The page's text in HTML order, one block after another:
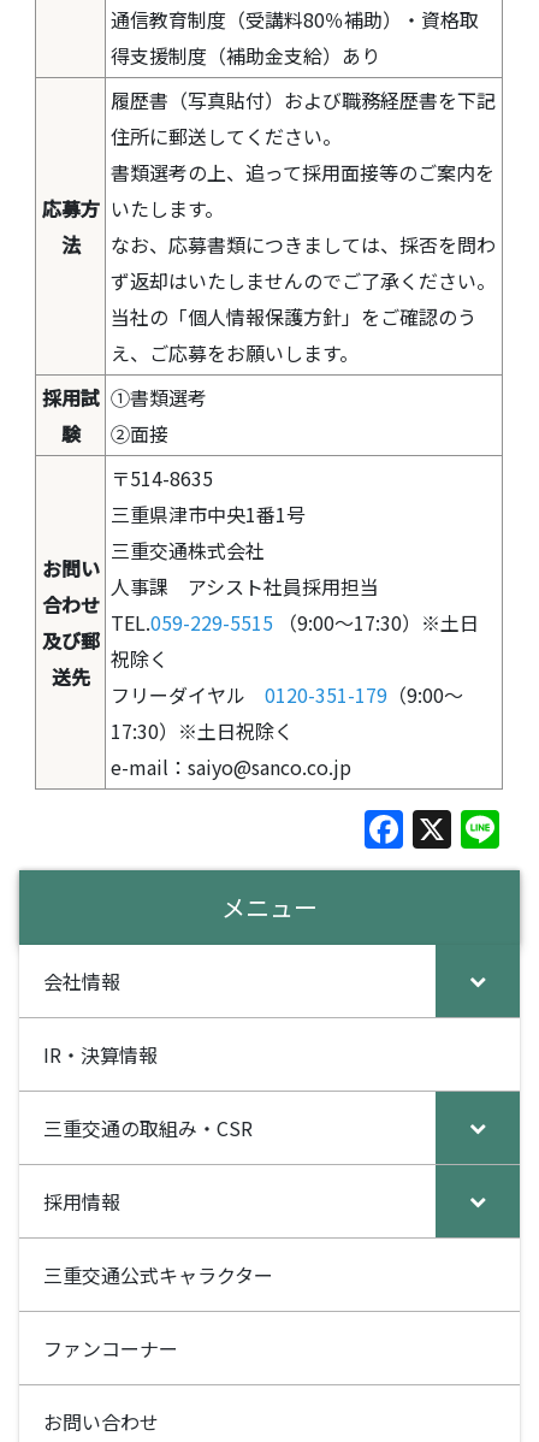
通信教育制度（受講料80％補助）・資格取
得支援制度（補助金支給）あり
応募方
法
履歴書（写真貼付）および職務経歴書を下記
住所に郵送してください。
書類選考の上、追って採用面接等のご案内を
いたします。
なお、応募書類につきましては、採否を問わ
ず返却はいたしませんのでご了承ください。
当社の「個人情報保護方針」をご確認のう
え、ご応募をお願いします。
採用試
験
①書類選考
②面接
お問い
合わせ
及び郵
送先
〒514-8635
三重県津市中央1番1号
三重交通株式会社
人事課 アシスト社員採用担当
TEL.059-229-5515 （9:00～17:30）※土日
祝除く
フリーダイヤル 0120-351-179 （9:00～
17:30）※土日祝除く
e-mail：saiyo@sanco.co.jp
F
a
e
o
k
X Li
n
メニュー
会社情報
IR・決算情報
三重交通の取組み・CSR
採用情報
三重交通公式キャラクター
ファンコーナー
お問い合わせ